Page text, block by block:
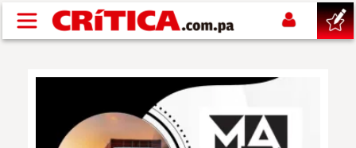
Pasar al contenido principal